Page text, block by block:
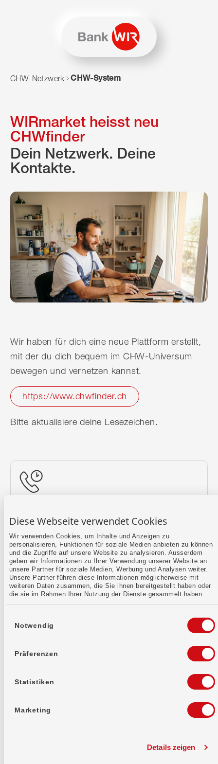
Diese Webseite verwendet Cookies
Wir verwenden Cookies, um Inhalte und Anzeigen zu
personalisieren, Funktionen für soziale Medien anbieten zu können
und die Zugriffe auf unsere Website zu analysieren. Ausserdem
geben wir Informationen zu Ihrer Verwendung unserer Website an
unsere Partner für soziale Medien, Werbung und Analysen weiter.
Unsere Partner führen diese Informationen möglicherweise mit
weiteren Daten zusammen, die Sie ihnen bereitgestellt haben oder
die sie im Rahmen Ihrer Nutzung der Dienste gesammelt haben.
Notwendig
Präferenzen
Statistiken
Marketing
Details zeigen
Zum Navigieren dieser Seite wird JavaScript benötigt.
CHW-Netzwerk CHW-System
WIRmarket heisst neu
CHWfinder
Dein Netzwerk. Deine
Kontakte.
Wir haben für dich eine neue Plattform erstellt,
mit der du dich bequem im CHW-Universum
bewegen und vernetzen kannst.
https://www.chwfinder.ch
Bitte aktualisiere deine Lesezeichen.
Mehr erfahren
Kontaktformular